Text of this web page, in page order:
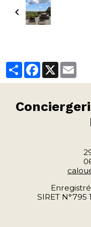
PartagerFacebook
X
SIRET N°795